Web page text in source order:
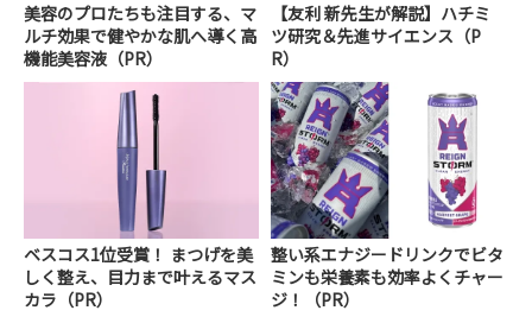
美容のプロたちも注目する、マ
ルチ効果で健やかな肌へ導く高
機能美容液（PR）
【友利 新先生が解説】ハチミ
ツ研究＆先進サイエンス（P
R）
ベスコス1位受賞！ まつげを美
しく整え、目力まで叶えるマス
カラ（PR）
整い系エナジードリンクでビタ
ミンも栄養素も効率よくチャー
ジ！（PR）